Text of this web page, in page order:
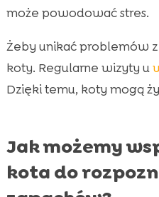
może powodować stres.
Żeby unikać problemów
koty. Regularne wizyty u
Dzięki temu, koty mogą
Jak możemy
kota do